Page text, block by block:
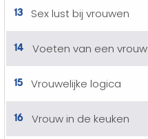
13 Sex lust bij vrouwen
14 Voeten van een vrouw
15 Vrouwelijke logica
16 Vrouw in de keuken